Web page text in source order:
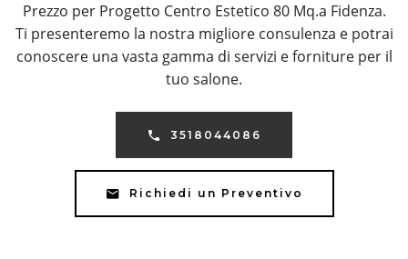
Prezzo per Progetto Centro Estetico 80 Mq.a Fidenza.
Ti presenteremo la nostra migliore consulenza e potrai
conoscere una vasta gamma di servizi e forniture per il
tuo salone.
3518044086
Richiedi un Preventivo